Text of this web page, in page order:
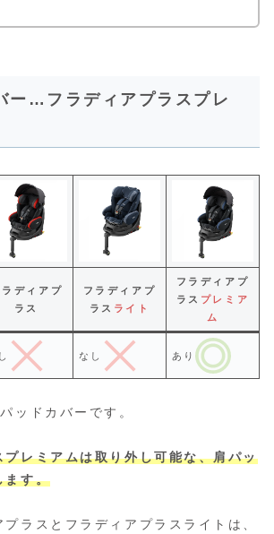
ー…フラディアプラスプレ
ラディアプ
ラス
フラディアプ
ラス ライト
フラディアプ
ラス プレミア
ム
なし あり
ッドカバーです。
プレミアムは取り外し可能な、肩パッ
ます。
ラスとフラディアプラスライトは、